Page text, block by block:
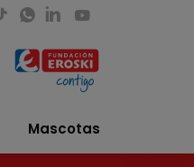
Mascotas